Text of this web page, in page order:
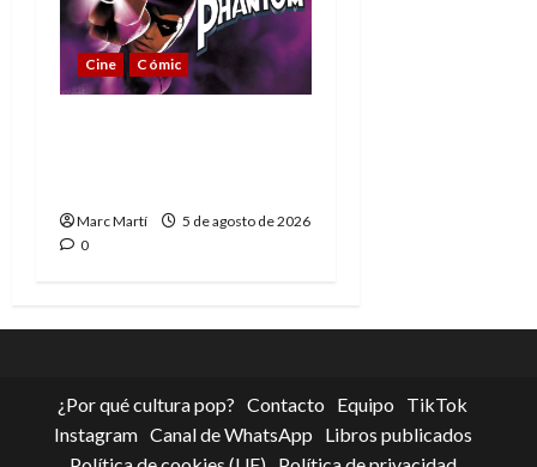
Cine Cómic
Marc Martí
5 de agosto de 2026
0
¿Por qué cultura pop? Contacto Equipo
TikTok
Instagram Canal de WhatsApp
Libros publicados